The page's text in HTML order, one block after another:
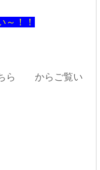
～！！
ら からご覧い